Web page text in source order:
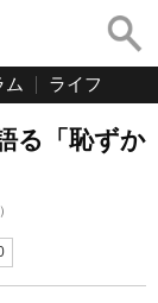
ム ライフ
る「恥ずか